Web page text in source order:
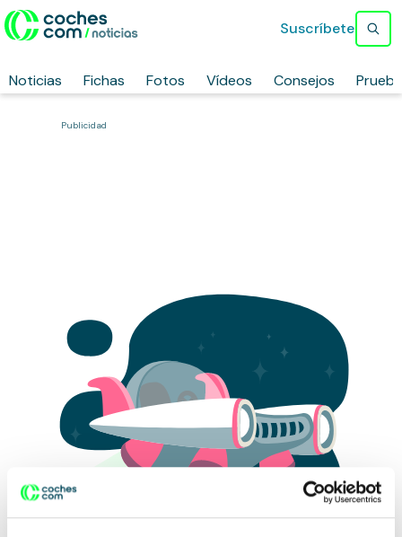
Noticias Fichas Fotos Vídeos Consejos
Suscríbete
Publicidad